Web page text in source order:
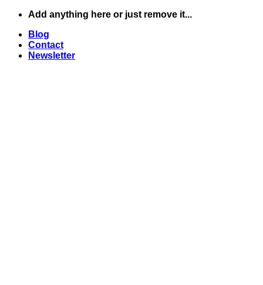
Skip
content
Add anything here or just remove it...
Blog
Contact
Newsletter